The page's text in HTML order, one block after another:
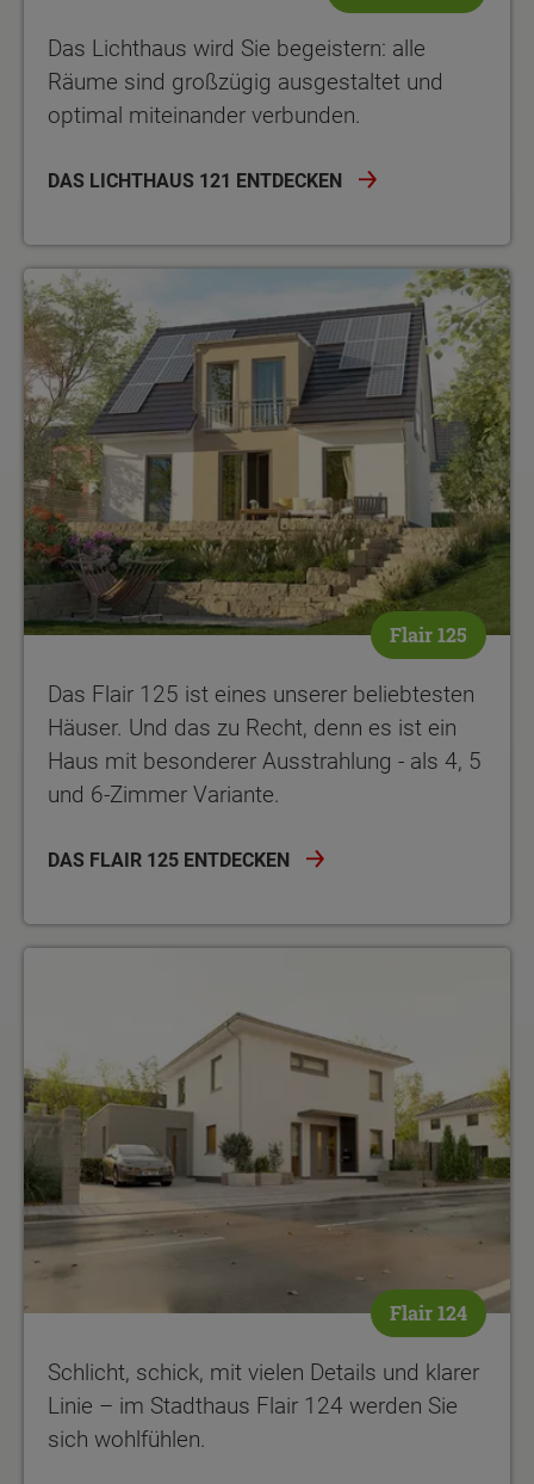
Das Lichthaus wird Sie begeistern: alle
Räume sind großzügig ausgestaltet und
optimal miteinander verbunden.
DAS LICHTHAUS 121 ENTDECKEN
Flair 125
Das Flair 125 ist eines unserer beliebtesten
Häuser. Und das zu Recht, denn es ist ein
Haus mit besonderer Ausstrahlung - als 4, 5
und 6-Zimmer Variante.
DAS FLAIR 125 ENTDECKEN
Flair 124
Schlicht, schick, mit vielen Details und klarer
Linie – im Stadthaus Flair 124 werden Sie
sich wohlfühlen.